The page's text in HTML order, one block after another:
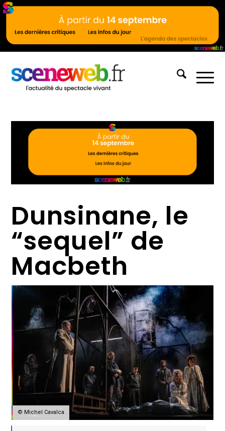
Dunsinane, le
“sequel” de
Macbeth
© Michel Cavalca